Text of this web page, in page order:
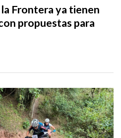
Frontera ya tienen
propuestas para